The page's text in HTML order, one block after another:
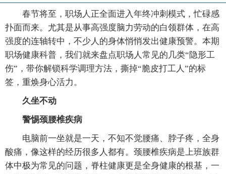
春节将至，职场人正全面进入年终冲刺模式，忙碌感
扑面而来。尤其是从事高强度脑力劳动的白领群体，在高
强度的连轴转中，不少人的身体悄悄发出健康预警。本期
职场健康科普，我们就来盘点职场人常见的几类“隐形工
伤”，带你解锁科学调理方法，撕掉“脆皮打工人”的标
签，重焕身心活力。
久坐不动
警惕颈腰椎疾病
电脑前一坐就是一天，不知不觉腰痛、脖子疼，全身
酸痛，像这样的经历很多人都有。颈腰椎疾病是上班族群
体中极为常见的问题，脊柱健康更是全身健康的根基，一